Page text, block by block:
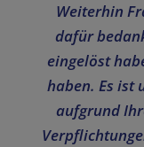
Weiterhin
dafür
eingelöst
haben. Es ist
aufgrund